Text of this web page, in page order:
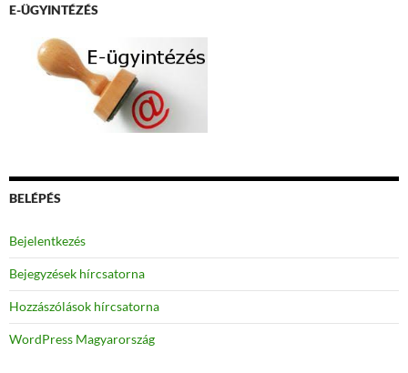
E-ÜGYINTÉZÉS
BELÉPÉS
Bejelentkezés
Bejegyzések hírcsatorna
Hozzászólások hírcsatorna
WordPress Magyarország